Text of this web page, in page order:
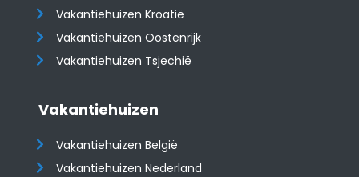
Vakantiehuizen Kroatië
​​​​​​​Vakantiehuizen Oostenrijk
Vakantiehuizen Tsjechië
Vakantiehuizen
Vakantiehuizen België
Vakantiehuizen Nederland